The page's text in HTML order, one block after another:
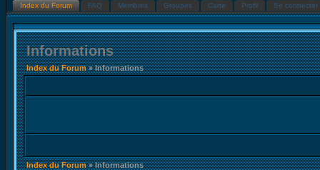
Index du Forum FAQ Membres Groupes Carte Profil Se connecter
Informations
Index du Forum» Informations
Index du Forum» Informations